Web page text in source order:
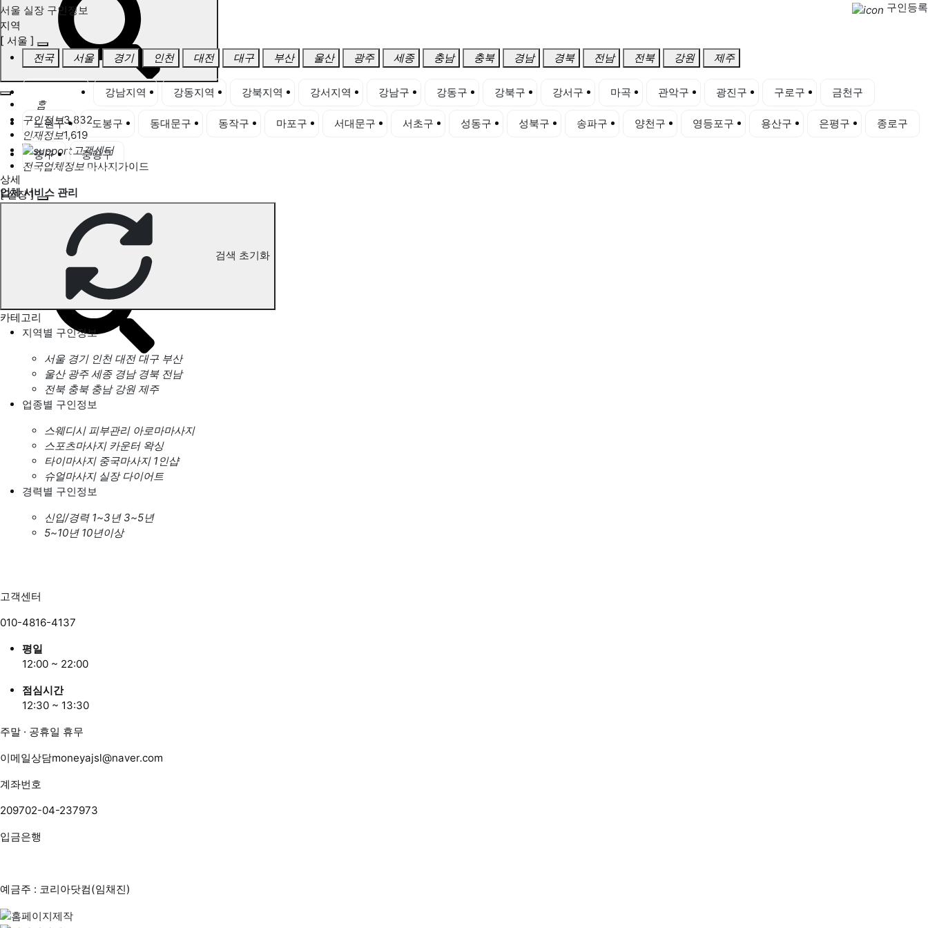
홈
구인정보3,832
인재정보1,619
고객센터
전국업체정보 마사지가이드
업체 서비스 관리
개인 서비스 관리
서울 실장 구인정보
서울 실장 구인정보
구인등록
지역
[ 서울 ]
전국
서울 경기 인천 대전 대구 부산 울산 광주 세종 충남 충북 경남 경북 전남 전북 강원 제주
강남지역 강동지역 강북지역 강서지역 강남구 강동구 강북구 강서구 마곡 관악구 광진구 구로구 금천구
노원구 도봉구 동대문구 동작구 마포구 서대문구 서초구 성동구 성북구 송파구 양천구 영등포구 용산구 은평구 종로구
중구
중랑구
상세
[ 실장 ]
검색 초기화
카테고리
지역별 구인정보
서울 경기 인천 대전 대구 부산
울산 광주 세종 경남 경북 전남
전북 충북 충남 강원 제주
업종별 구인정보
스웨디시 피부관리 아로마마사지
스포츠마사지 카운터 왁싱
타이마사지 중국마사지 1인샵
슈얼마사지 실장 다이어트
경력별 구인정보
신입/경력 1~3년 3~5년
5~10년 10년이상
고객센터
010-4816-4137
평일
12:00 ~ 22:00
점심시간
12:30 ~ 13:30
주말 · 공휴일 휴무
이메일상담moneyajsl@naver.com
계좌번호
209702-04-237973
입금은행
예금주 : 코리아닷컴(임채진)